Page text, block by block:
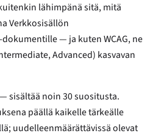
lähimpänä sitä, mitä
Verkkosisällön
— ja kuten WCAG, ne
Advanced) kasvavan
sisältää noin 30 suositusta.
päällä kaikelle tärkeälle
uudelleenmäärättävissä olevat